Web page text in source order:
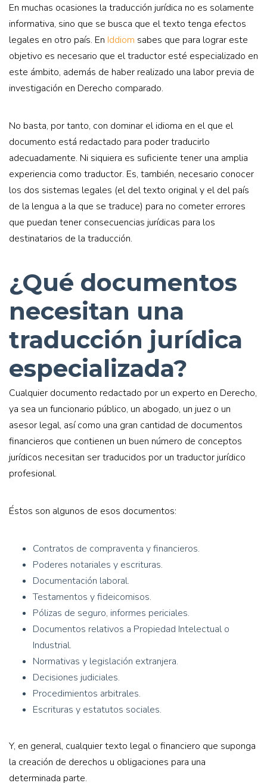
En muchas ocasiones la traducción jurídica no es solamente
informativa, sino que se busca que el texto tenga efectos
legales en otro país. En Iddiom sabes que para lograr este
objetivo es necesario que el traductor esté especializado en
este ámbito, además de haber realizado una labor previa de
investigación en Derecho comparado.
No basta, por tanto, con dominar el idioma en el que el
documento está redactado para poder traducirlo
adecuadamente. Ni siquiera es suficiente tener una amplia
experiencia como traductor. Es, también, necesario conocer
los dos sistemas legales (el del texto original y el del país
de la lengua a la que se traduce) para no cometer errores
que puedan tener consecuencias jurídicas para los
destinatarios de la traducción.
¿Qué documentos
necesitan una
traducción jurídica
especializada?
Cualquier documento redactado por un experto en Derecho,
ya sea un funcionario público, un abogado, un juez o un
asesor legal, así como una gran cantidad de documentos
financieros que contienen un buen número de conceptos
jurídicos necesitan ser traducidos por un traductor jurídico
profesional.
Éstos son algunos de esos documentos:
Contratos de compraventa y financieros.
Poderes notariales y escrituras.
Documentación laboral.
Testamentos y fideicomisos.
Pólizas de seguro, informes periciales.
Documentos relativos a Propiedad Intelectual o
Industrial.
Normativas y legislación extranjera.
Decisiones judiciales.
Procedimientos arbitrales.
Escrituras y estatutos sociales.
Y, en general, cualquier texto legal o financiero que suponga
la creación de derechos u obligaciones para una
determinada parte.